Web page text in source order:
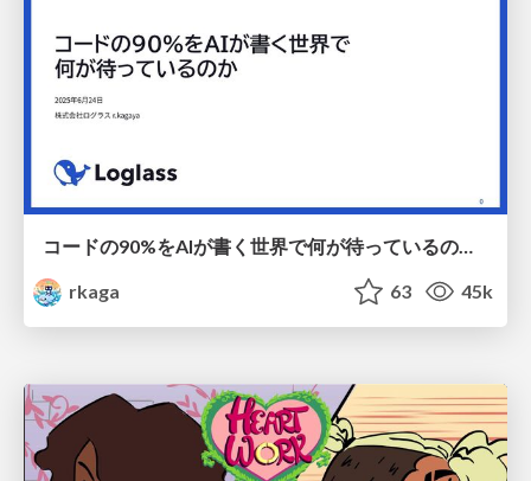
コードの90%をAIが書く世界で何が待っているのか / What awaits us in a world where 90% of the code is written by AI
rkaga
63 45k